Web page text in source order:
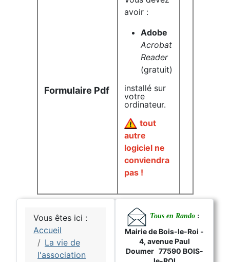
Formulaire Pdf
avoir :
Adobe
Acrobat
Reader
(gratuit)
installé sur
votre
ordinateur.
tout
autre
logiciel ne
conviendra
pas !
Vous êtes ici :
Accueil
La vie de
l'association
Tous en Rando :
Mairie de Bois-le-Roi -
4, avenue Paul
Doumer 77590 BOIS-